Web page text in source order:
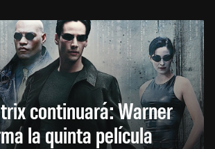
continuará: Warner
la quinta película